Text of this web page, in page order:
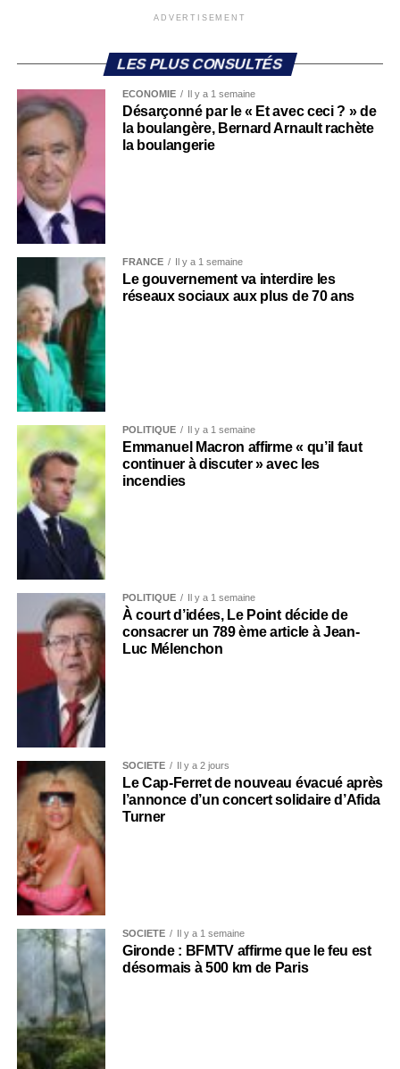
ADVERTISEMENT
LES PLUS CONSULTÉS
ECONOMIE Il y a 1 semaine
Désarçonné par le « Et avec ceci ? » de
la boulangère, Bernard Arnault rachète
la boulangerie
FRANCE Il y a 1 semaine
Le gouvernement va interdire les
réseaux sociaux aux plus de 70 ans
POLITIQUE Il y a 1 semaine
Emmanuel Macron affirme « qu’il faut
continuer à discuter » avec les
incendies
POLITIQUE Il y a 1 semaine
À court d’idées, Le Point décide de
consacrer un 789 ème article à Jean-
Luc Mélenchon
SOCIÉTÉ Il y a 2 jours
Le Cap-Ferret de nouveau évacué après
l’annonce d’un concert solidaire d’Afida
Turner
SOCIÉTÉ Il y a 1 semaine
Gironde : BFMTV affirme que le feu est
désormais à 500 km de Paris